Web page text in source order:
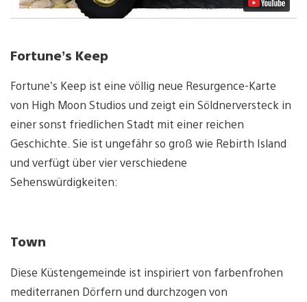
Fortune’s Keep
Fortune’s Keep ist eine völlig neue Resurgence-Karte
von High Moon Studios und zeigt ein Söldnerversteck in
einer sonst friedlichen Stadt mit einer reichen
Geschichte. Sie ist ungefähr so groß wie Rebirth Island
und verfügt über vier verschiedene
Sehenswürdigkeiten:
Town
Diese Küstengemeinde ist inspiriert von farbenfrohen
mediterranen Dörfern und durchzogen von